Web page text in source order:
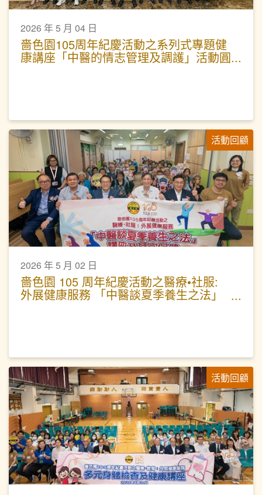
2026 年 5 月 04 日
嗇色園105周年紀慶活動之系列式專題健
康講座「中醫的情志管理及調護」活動圓
活動回顧
2026 年 5 月 02 日
嗇色園 105 周年紀慶活動之醫療•社服:
外展健康服務 「中醫談夏季養生之法」
活動回顧